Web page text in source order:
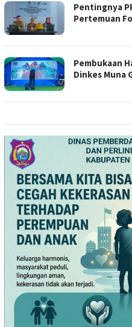
Pentingnya
Pertemuan
Pembukaan
Dinkes Muna